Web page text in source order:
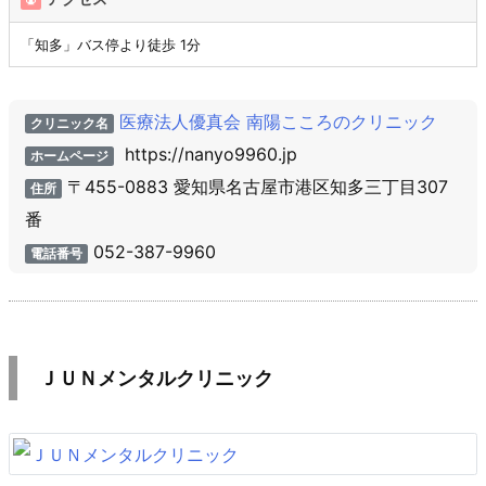
「知多」バス停より徒歩 1分
クリニック名 医療法人優真会 南陽こころのクリニック
ホームページ https://nanyo9960.jp
住所 〒455-0883 愛知県名古屋市港区知多三丁目307
番
電話番号 052-387-9960
ＪＵＮメンタルクリニック